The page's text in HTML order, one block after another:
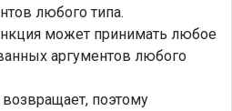
любого типа.
может принимать любое
аргументов любого
поэтому